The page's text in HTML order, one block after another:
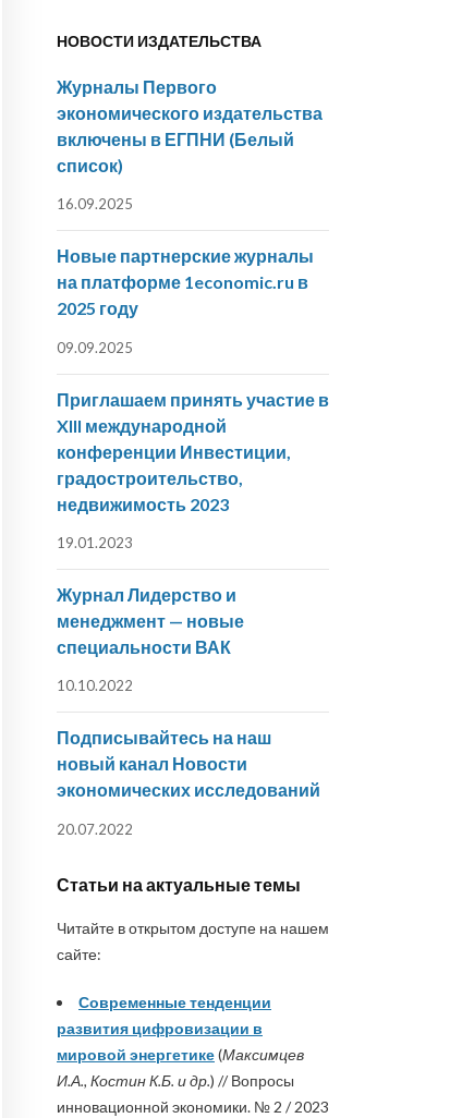
НОВОСТИ ИЗДАТЕЛЬСТВА
Журналы Первого
экономического издательства
включены в ЕГПНИ (Белый
список)
16.09.2025
Новые партнерские журналы
на платформе 1economic.ru в
2025 году
09.09.2025
Приглашаем принять участие в
XIII международной
конференции Инвестиции,
градостроительство,
недвижимость 2023
19.01.2023
Журнал Лидерство и
менеджмент — новые
специальности ВАК
10.10.2022
Подписывайтесь на наш
новый канал Новости
экономических исследований
20.07.2022
Статьи на актуальные темы
Читайте в открытом доступе на нашем
сайте:
Современные тенденции
развития цифровизации в
мировой энергетике(Максимцев
И.А., Костин К.Б. и др.) // Вопросы
инновационной экономики. № 2 / 2023